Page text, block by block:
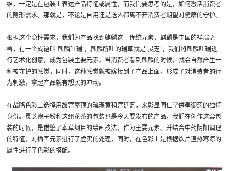
维，一定是在包装上表达产品特征或属性，而我们要思考的是，如何激活消费者
的隐形需求。那就是，不论是自用还是送人都离不开消费者期望对健康的守护。
根据这个隐性需求，我们为产品找到麒麟这一传统元素，麒麟是中国的祥瑞之
兽，有一个成语叫“麒麟吐瑞”，麒麟所吐的瑞草就是“灵芝”，我们将麒麟吐瑞进
行艺术化创意，成为包装主要元素。当消费者看到麒麟的时候，就会自然产生一
种被守护的感觉，同时，这种感觉就被嫁接到了产品上面，形成了对消费者的行
为刺激，拿起产品就有想买的冲动。
在战略色彩上选择用故宫屋顶的琉璃黄和宫廷蓝，来彰显同仁堂供奉御药的独特
身份。灵芝孢子粉和这组花茶的包装也是今天要发布的产品，我们在创作这套包
装的时候，是借鉴了本草纲目的绘画技法，作为主要元素。并结合中药阴阳调理
的特征，对插画元素进行了虚实的处理，同时，在色彩上是根据饮片温热寒凉的
属性进行了色彩的搭配。